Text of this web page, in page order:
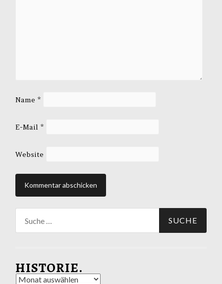
Name*
E-Mail*
Website
nach:
HISTORIE.
Historie.